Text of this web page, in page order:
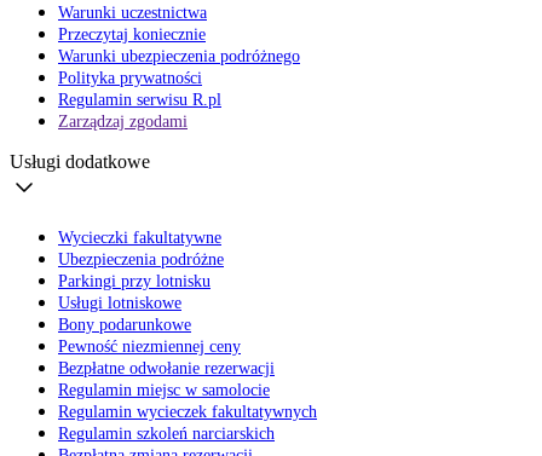
Warunki uczestnictwa
Przeczytaj koniecznie
Warunki ubezpieczenia podróżnego
Polityka prywatności
Regulamin serwisu R.pl
Zarządzaj zgodami
Usługi dodatkowe
Wycieczki fakultatywne
Ubezpieczenia podróżne
Parkingi przy lotnisku
Usługi lotniskowe
Bony podarunkowe
Pewność niezmiennej ceny
Bezpłatne odwołanie rezerwacji
Regulamin miejsc w samolocie
Regulamin wycieczek fakultatywnych
Regulamin szkoleń narciarskich